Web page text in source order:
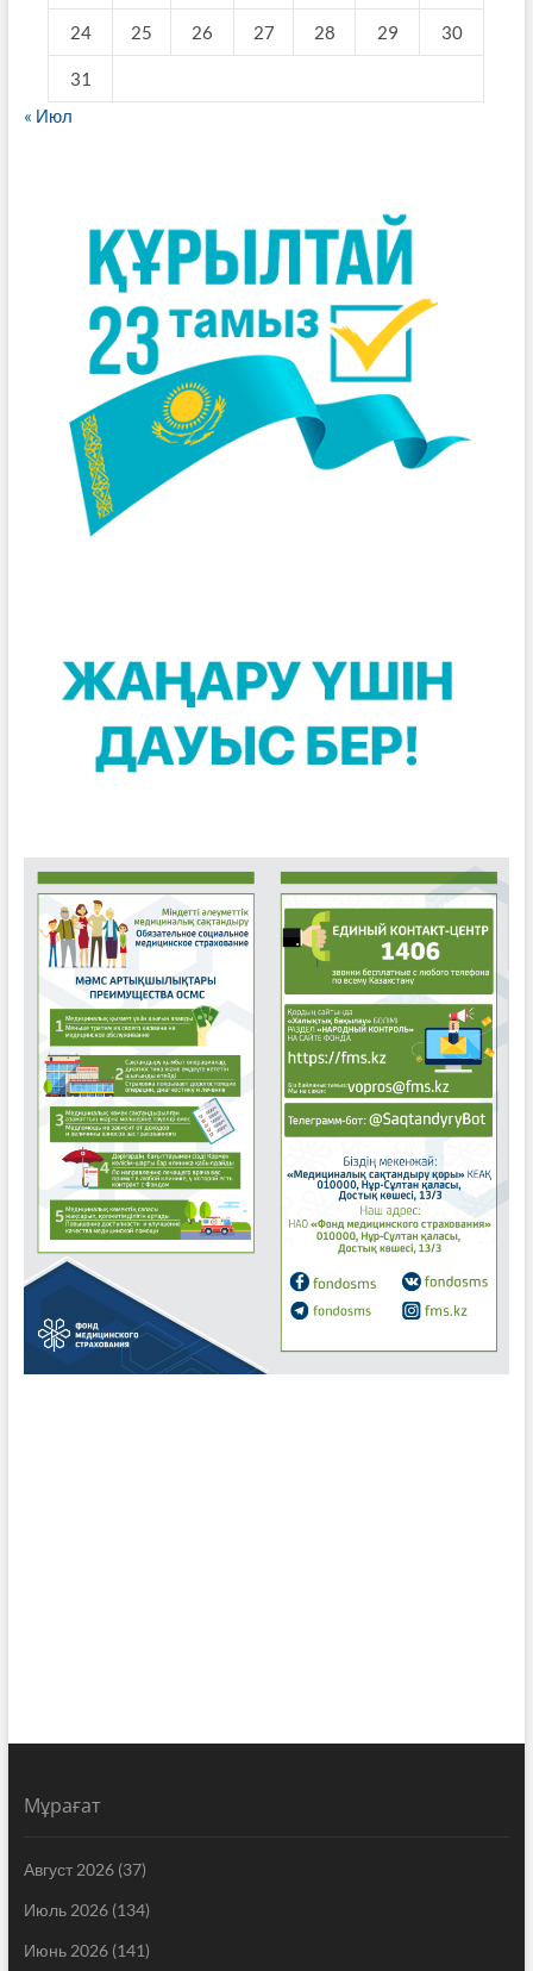
24 25 26 27 28 29 30
31
« Июл
Мұрағат
Август 2026(37)
Июль 2026(134)
Июнь 2026(141)